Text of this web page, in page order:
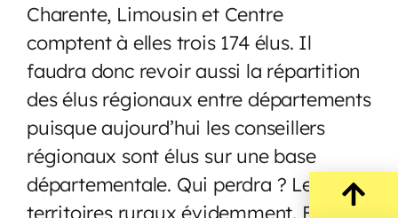
Charente, Limousin et Centre
comptent à elles trois 174 élus. Il
faudra donc revoir aussi la répartition
des élus régionaux entre départements
puisque aujourd’hui les conseillers
régionaux sont élus sur une base
départementale. Qui perdra ? Les
territoires ruraux évidemment. Et la